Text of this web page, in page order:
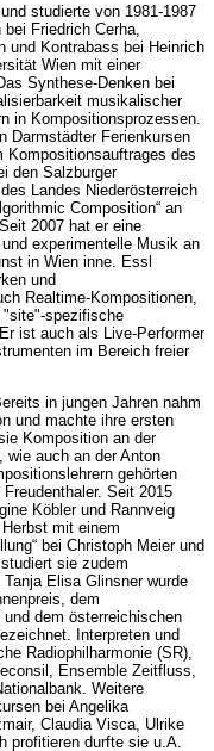
studierte von 1981-1987
Friedrich Cerha,
und Kontrabass bei Heinrich
Wien mit einer
Synthese-Denken bei
musikalischer
in Kompositionsprozessen.
Darmstädter Ferienkursen
Kompositionsauftrages des
den Salzburger
Landes Niederösterreich
Composition“ an
2007 hat er eine
experimentelle Musik an
in Wien inne. Essl
und
Realtime-Kompositionen,
"site"-spezifische
ist auch als Live-Performer
im Bereich freier
in jungen Jahren nahm
und machte ihre ersten
Komposition an der
wie auch an der Anton
gehörten
Seit 2015
Köbler und Rannveig
mit einem
bei Christoph Meier und
sie zudem
Elisa Glinsner wurde
dem
dem österreichischen
Interpreten und
Radiophilharmonie (SR),
Ensemble Zeitfluss,
Weitere
bei Angelika
Claudia Visca, Ulrike
profitieren durfte sie u.A.